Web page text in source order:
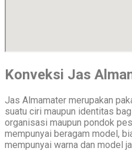
Konveksi Jas
Jas Almamater merupakan
suatu ciri maupun identitas
organisasi maupun pondok
mempunyai beragam model,
mempunyai warna dan model